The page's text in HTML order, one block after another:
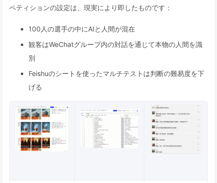
ペティションの設定は、現実により即したものです：
100人の選手の中にAIと人間が混在
観客はWeChatグループ内の対話を通じて本物の人間を識
別
Feishuのシートを使ったマルチテストは判断の難易度を下
げる